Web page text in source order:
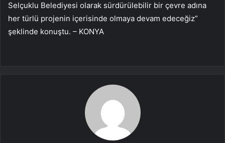
Selçuklu Belediyesi olarak sürdürülebilir bir çevre adına
her türlü projenin içerisinde olmaya devam edeceğiz”
şeklinde konuştu. – KONYA